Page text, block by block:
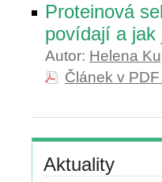
Proteinová
povídají a jak
Autor: Helena
Článek v
Aktuality